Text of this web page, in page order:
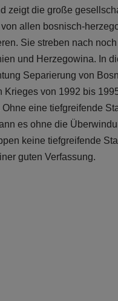
zeigt die große
allen bosnisch-
Sie streben nach
und Herzegowina. In
Separierung von
von 1992 bis
eine tiefgreifende
es ohne die
keine tiefgreifende
guten Verfassung.